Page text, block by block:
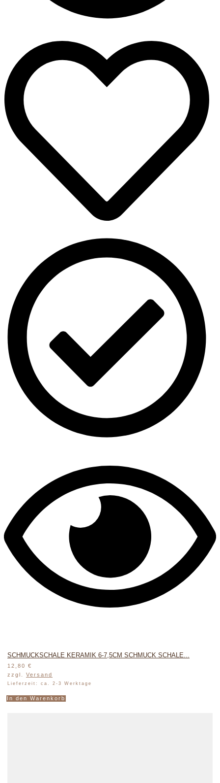
SCHMUCKSCHALE KERAMIK 6-7,5CM SCHMUCK SCHALE...
12,80 €
zzgl. Versand
Lieferzeit: ca. 2-3 Werktage
In den Warenkorb